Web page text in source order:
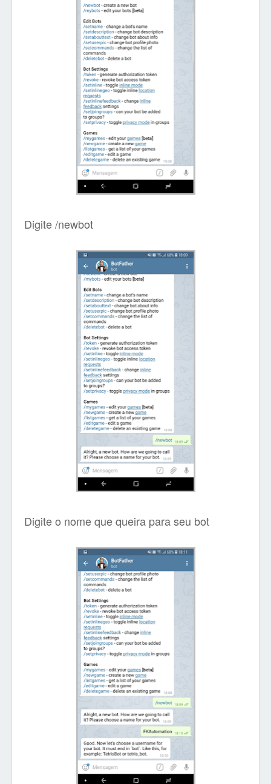
Digite /newbot
Digite o nome que queira para seu bot